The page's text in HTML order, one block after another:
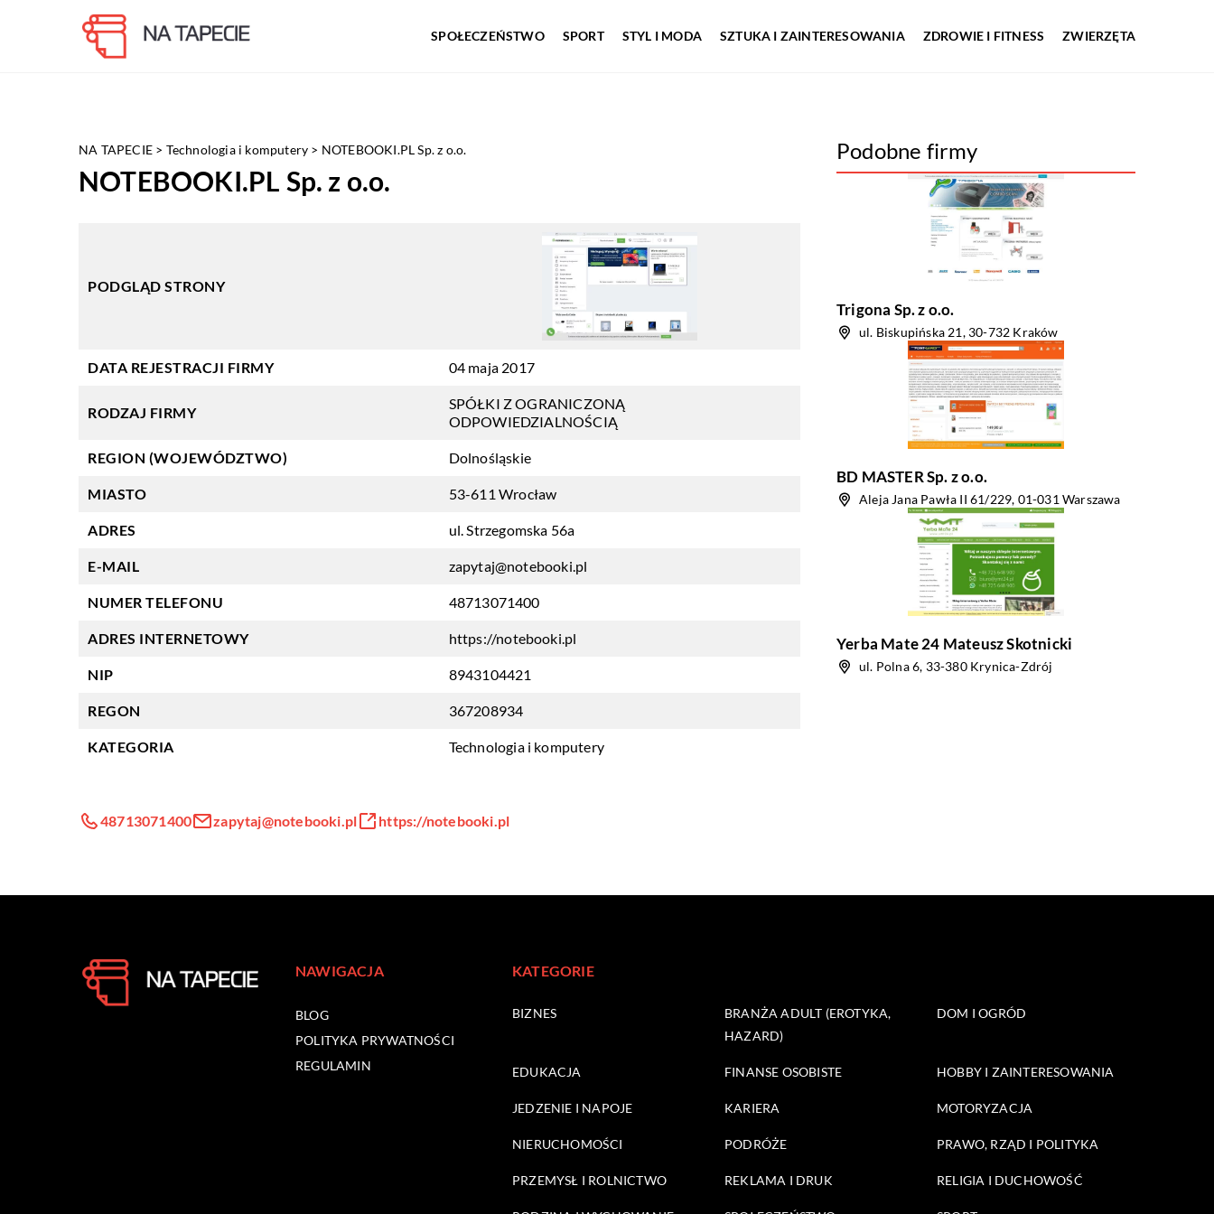
SPOŁECZEŃSTWO SPORT STYL I MODA SZTUKA I ZAINTERESOWANIA ZDROWIE I FITNESS ZWIERZĘTA
NA TAPECIE > Technologia i komputery > NOTEBOOKI.PL Sp. z o.o.
NOTEBOOKI.PL Sp. z o.o.
PODGLĄD STRONY
DATA REJESTRACJI FIRMY 04 maja 2017
RODZAJ FIRMY
SPÓŁKI Z OGRANICZONĄ
ODPOWIEDZIALNOŚCIĄ
REGION (WOJEWÓDZTWO) Dolnośląskie
MIASTO 53-611 Wrocław
ADRES ul. Strzegomska 56a
E-MAIL zapytaj@notebooki.pl
NUMER TELEFONU 48713071400
ADRES INTERNETOWY https://notebooki.pl
NIP 8943104421
REGON 367208934
KATEGORIA Technologia i komputery
Podobne firmy
Trigona Sp. z o.o.
ul. Biskupińska 21, 30-732 Kraków
BD MASTER Sp. z o.o.
Aleja Jana Pawła II 61/229, 01-031 Warszawa
Yerba Mate 24 Mateusz Skotnicki
ul. Polna 6, 33-380 Krynica-Zdrój
48713071400 zapytaj@notebooki.pl https://notebooki.pl
NAWIGACJA
BLOG
POLITYKA PRYWATNOŚCI
REGULAMIN
KATEGORIE
BIZNES
BRANŻA ADULT (EROTYKA,
HAZARD)
DOM I OGRÓD
EDUKACJA FINANSE OSOBISTE HOBBY I ZAINTERESOWANIA
JEDZENIE I NAPOJE KARIERA MOTORYZACJA
NIERUCHOMOŚCI PODRÓŻE PRAWO, RZĄD I POLITYKA
PRZEMYSŁ I ROLNICTWO REKLAMA I DRUK RELIGIA I DUCHOWOŚĆ